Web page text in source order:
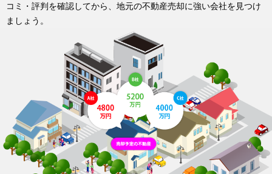
コミ・評判を確認してから、地元の不動産売却に強い会社を見つけ
ましょう。